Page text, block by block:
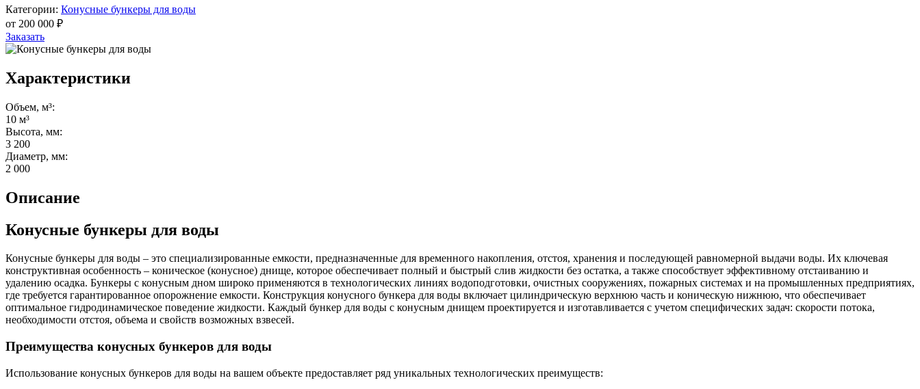
Категории: Конусные бункеры для воды
от 200 000 ₽
Заказать
Характеристики
Объем, м³:
10 м³
Высота, мм:
3 200
Диаметр, мм:
2 000
Описание
Конусные бункеры для воды
Конусные бункеры для воды – это специализированные емкости, предназначенные для временного накопления, отстоя, хранения и последующей равномерной выдачи воды. Их ключевая
конструктивная особенность – коническое (конусное) днище, которое обеспечивает полный и быстрый слив жидкости без остатка, а также способствует эффективному отстаиванию и
удалению осадка. Бункеры с конусным дном широко применяются в технологических линиях водоподготовки, очистных сооружениях, пожарных системах и на промышленных предприятиях,
где требуется гарантированное опорожнение емкости. Конструкция конусного бункера для воды включает цилиндрическую верхнюю часть и коническую нижнюю, что обеспечивает
оптимальное гидродинамическое поведение жидкости. Каждый бункер для воды с конусным днищем проектируется и изготавливается с учетом специфических задач: скорости потока,
необходимости отстоя, объема и свойств возможных взвесей.
Преимущества конусных бункеров для воды
Использование конусных бункеров для воды на вашем объекте предоставляет ряд уникальных технологических преимуществ: